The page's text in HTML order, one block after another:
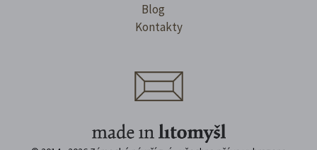
Blog
Kontakty